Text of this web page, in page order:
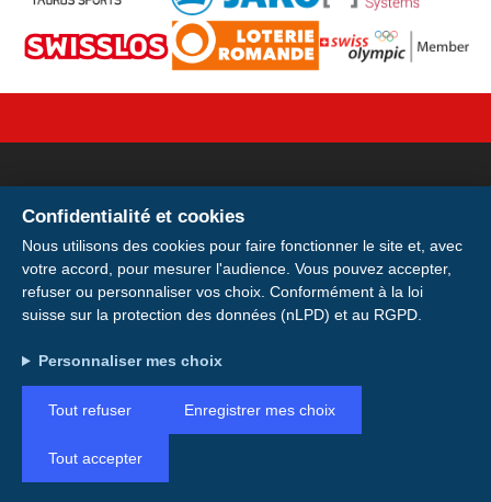
Adresse: Avenue de la Gare 28, 1920 Martigny
Konto: IBAN CH49 0900 0000 1746 6115 0
Confidentialité et cookies
Nous utilisons des cookies pour faire fonctionner le site et, avec
votre accord, pour mesurer l'audience. Vous pouvez accepter,
refuser ou personnaliser vos choix. Conformément à la loi
suisse sur la protection des données (nLPD) et au RGPD.
Personnaliser mes choix
Tout refuser Enregistrer mes choix
Tout accepter
Votre licence sur votre
smartphone
Licence pour avoir votre licence et votre
QR code toujours avec vous, même hors